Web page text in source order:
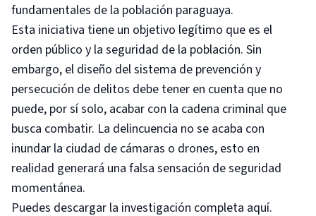
fundamentales de la población paraguaya.
Esta iniciativa tiene un objetivo legítimo que es el
orden público y la seguridad de la población. Sin
embargo, el diseño del sistema de prevención y
persecución de delitos debe tener en cuenta que no
puede, por sí solo, acabar con la cadena criminal que
busca combatir. La delincuencia no se acaba con
inundar la ciudad de cámaras o drones, esto en
realidad generará una falsa sensación de seguridad
momentánea.
Puedes descargar la investigación completa aquí.